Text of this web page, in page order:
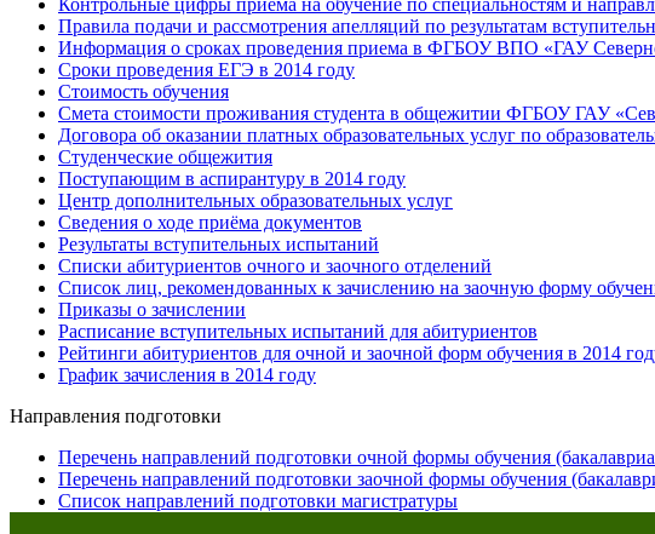
Правила подачи и рассмотрения апелляций по результатам
Информация о сроках проведения приема в ФГБОУ ВПО «ГАУ
Сроки проведения ЕГЭ в 2014 году
Стоимость обучения
Смета стоимости проживания студента в общежитии ФГБОУ ГАУ
Договора об оказании платных образовательных услуг по
Студенческие общежития
Поступающим в аспирантуру в 2014 году
Центр дополнительных образовательных услуг
Сведения о ходе приёма документов
Результаты вступительных испытаний
Списки абитуриентов очного и заочного отделений
Список лиц, рекомендованных к зачислению на заочную форму
Приказы о зачислении
Расписание вступительных испытаний для абитуриентов
Рейтинги абитуриентов для очной и заочной форм обучения в 2014
График зачисления в 2014 году
Направления подготовки
Перечень направлений подготовки очной формы обучения
Перечень направлений подготовки заочной формы обучения
Список направлений подготовки магистратуры